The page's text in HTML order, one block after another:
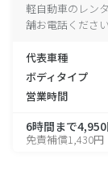
軽自動車のレン
舗お電話ください
代表車種
ボディタイプ
営業時間
6時間まで
免責補償1,430円